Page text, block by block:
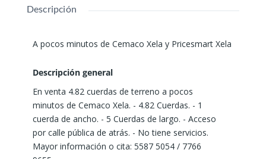
Descripción
A pocos minutos de Cemaco Xela y Pricesmart Xela
Descripción general
En venta 4.82 cuerdas de terreno a pocos
minutos de Cemaco Xela. - 4.82 Cuerdas. - 1
cuerda de ancho. - 5 Cuerdas de largo. - Acceso
por calle pública de atrás. - No tiene servicios.
Mayor información o cita: 5587 5054 / 7766